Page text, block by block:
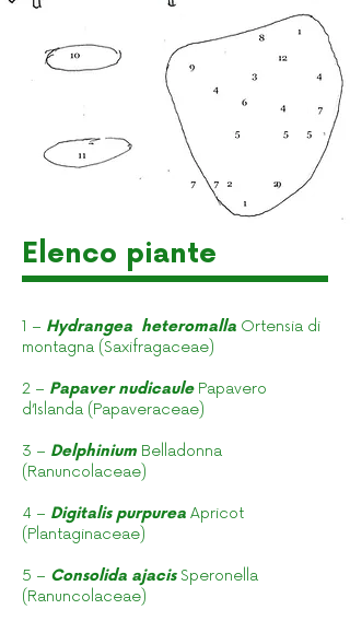
Elenco piante
1 – Hydrangea heteromalla Ortensia di
montagna (Saxifragaceae)
2 – Papaver nudicaulePapavero
d’Islanda (Papaveraceae)
3 – Delphinium Belladonna
(Ranuncolaceae)
4 – Digitalis purpurea Apricot
(Plantaginaceae)
5 – Consolida ajacisSperonella
(Ranuncolaceae)